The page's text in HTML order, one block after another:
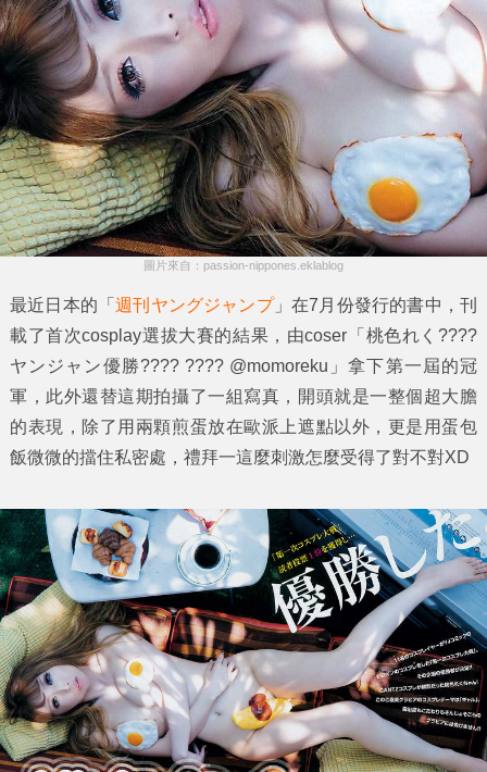
圖片來自：passion-nippones.eklablog
最近日本的「週刊ヤングジャンプ」在7月份發行的書中，刊
載了首次cosplay選拔大賽的結果，由coser「 桃色れく????
ヤンジャン優勝???? ???? @momoreku」拿下第一屆的冠
軍，此外還替這期拍攝了一組寫真，開頭就是一整個超大膽
的表現，除了用兩顆煎蛋放在歐派上遮點以外，更是用蛋包
飯微微的擋住私密處，禮拜一這麼刺激怎麼受得了對不對XD